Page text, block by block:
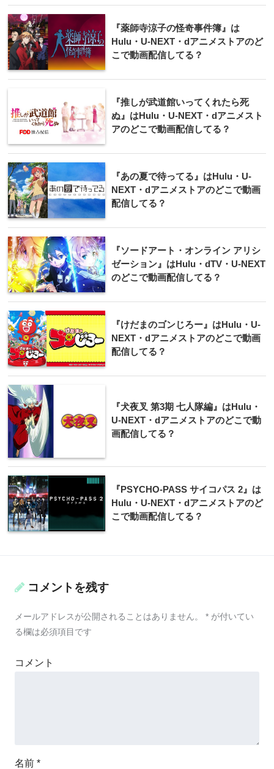
『薬師寺涼子の怪奇事件簿』は
Hulu・U-NEXT・dアニメストアのど
こで動画配信してる？
『推しが武道館いってくれたら死
ぬ』はHulu・U-NEXT・dアニメスト
アのどこで動画配信してる？
『あの夏で待ってる』はHulu・U-
NEXT・dアニメストアのどこで動画
配信してる？
『ソードアート・オンライン アリシ
ゼーション』はHulu・dTV・U-NEXT
のどこで動画配信してる？
『けだまのゴンじろー』はHulu・U-
NEXT・dアニメストアのどこで動画
配信してる？
『犬夜叉 第3期 七人隊編』はHulu・
U-NEXT・dアニメストアのどこで動
画配信してる？
『PSYCHO-PASS サイコパス 2』は
Hulu・U-NEXT・dアニメストアのど
こで動画配信してる？
コメントを残す
メールアドレスが公開されることはありません。 * が付いてい
る欄は必須項目です
コメント
名前 *